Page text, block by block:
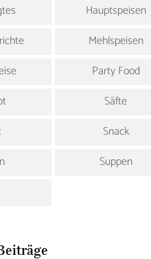
Hauptspeisen
Mehlspeisen
Party Food
Säfte
Snack
Suppen